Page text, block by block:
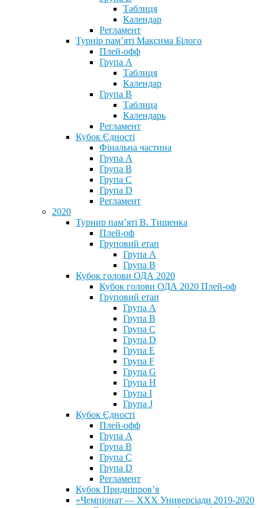
Таблиця
Календар
Регламент
Турнір пам’яті Максима Білого
Плей-офф
Група А
Таблиця
Календар
Група В
Таблица
Календарь
Регламент
Кубок Єдності
Фінальна частина
Група А
Група В
Група С
Група D
Регламент
2020
Турнир пам’яті В. Тищенка
Плей-оф
Груповий етап
Група А
Група В
Кубок голови ОДА 2020
Кубок голови ОДА 2020 Плей-оф
Груповий етап
Група A
Група B
Група C
Група D
Група E
Група F
Група G
Група H
Група I
Група J
Кубок Єдності
Плей-офф
Група А
Група В
Група С
Група D
Регламент
Кубок Придніпров’я
«Чемпіонат — ХХХ Универсіади 2019-2020